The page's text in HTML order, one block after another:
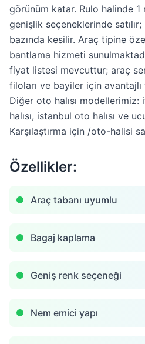
görünüm katar. Rulo halinde 1
genişlik seçeneklerinde
bazında kesilir. Araç tipine
bantlama hizmeti
fiyat listesi mevcuttur; araç
filoları ve bayiler için
Diğer oto halısı modellerimiz:
halısı, istanbul oto halısı ve
Karşılaştırma için /oto-halisi
Özellikler:
Araç tabanı uyumlu
Bagaj kaplama
Geniş renk seçeneği
Nem emici yapı